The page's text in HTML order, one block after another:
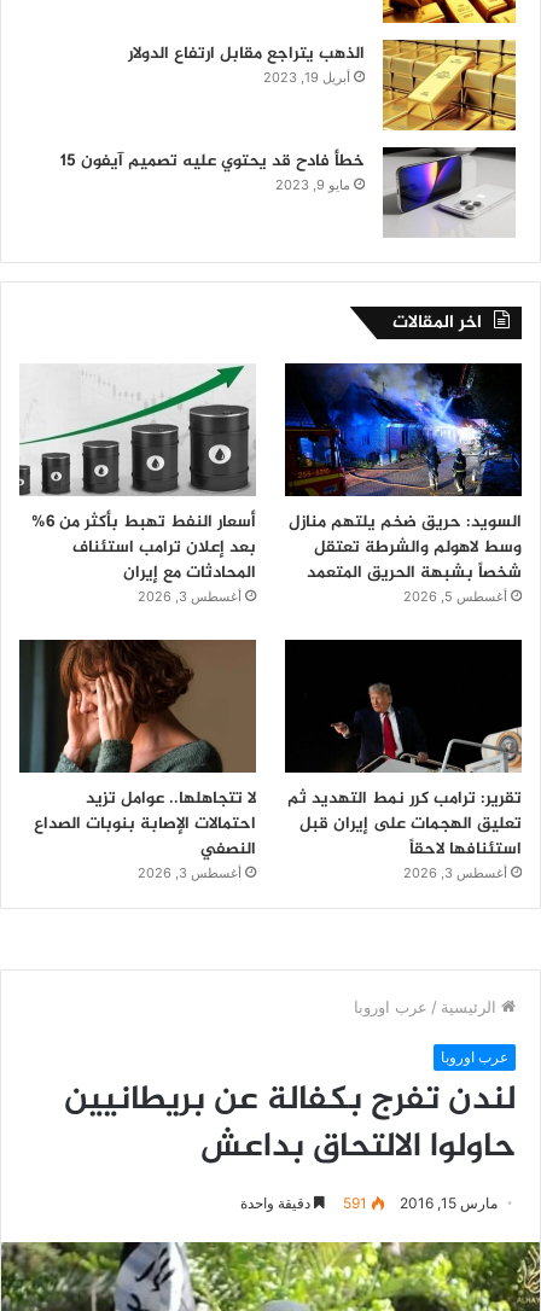
الذهب يتراجع مقابل ارتفاع الدولار
أبريل 19, 2023
خطأ فادح قد يحتوي عليه تصميم آيفون 15
مايو 9, 2023
اخر المقالات
السويد: حريق ضخم يلتهم منازل
وسط لاهولم والشرطة تعتقل
شخصاً بشبهة الحريق المتعمد
أغسطس 5, 2026
أسعار النفط تهبط بأكثر من 6%
بعد إعلان ترامب استئناف
المحادثات مع إيران
أغسطس 3, 2026
تقرير: ترامب كرر نمط التهديد ثم
تعليق الهجمات على إيران قبل
استئنافها لاحقاً
أغسطس 3, 2026
لا تتجاهلها.. عوامل تزيد
احتمالات الإصابة بنوبات الصداع
النصفي
أغسطس 3, 2026